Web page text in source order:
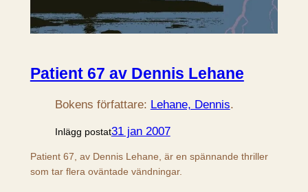
Patient 67 av Dennis Lehane
Bokens författare: Lehane, Dennis.
Inlägg postat31 jan 2007
Patient 67, av Dennis Lehane, är en spännande thriller
som tar flera oväntade vändningar.